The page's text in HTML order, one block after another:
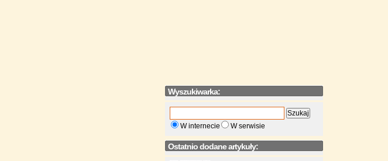
Wyszukiwarka:
W internecie W serwisie
Ostatnio dodane artykuły: